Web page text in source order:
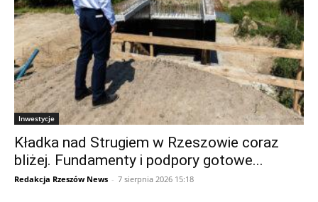
Inwestycje
Kładka nad Strugiem w Rzeszowie coraz
bliżej. Fundamenty i podpory gotowe...
Redakcja Rzeszów News - 7 sierpnia 2026 15:18